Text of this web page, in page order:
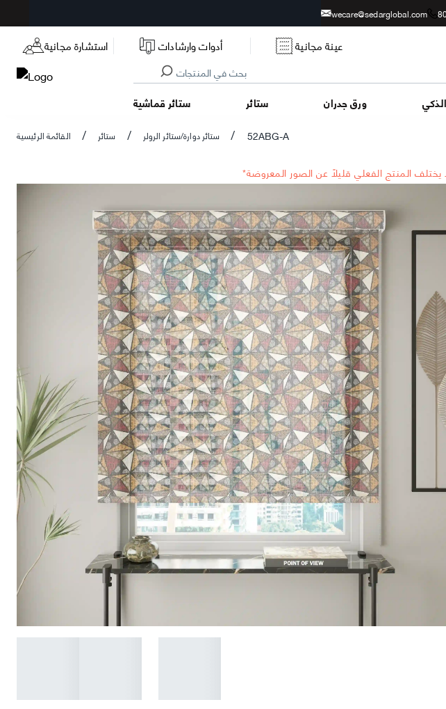
wecare@sedarglobal.com
استشارة مجانية أدوات وارشادات عينة مجانية
ستائر قماشية ستائر ورق جدران
القائمة الرئيسية / ستائر / ستائر دوارة/ستائر الرولر / 52ABG-A
يختلف المنتج الفعلي قليلاً عن الصور المعروضة